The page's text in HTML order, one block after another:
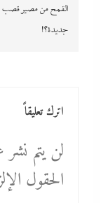
القمح من مصير قصب
جديدة؟!
اترك تعليقاً
لن يتم
الحقول